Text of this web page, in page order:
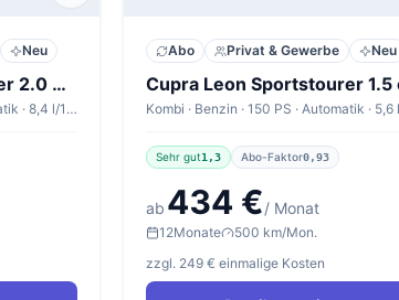
Neu
Cupra Leon Sportstourer 2.0 TSI 245kW DSG 4WD Sportstourer VZ
Kombi · Benzin · 333 PS · Automatik · 8,4 l/100km
Abo Privat & Gewerbe Neu
Sehr gut1,3 Abo-Faktor0,93
ab 434 €/ Monat
12Monate
500 km/Mon.
zzgl. 249 € einmalige Kosten